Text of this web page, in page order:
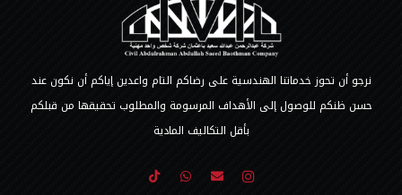
نرجو أن تحوز خدماتنا الهندسية على رضاكم التام واعدين إياكم أن نكون عند
حسن ظنكم للوصول إلى الأهداف المرسومة والمطلوب تحقيقها من قبلكم
بأقل التكاليف المادية